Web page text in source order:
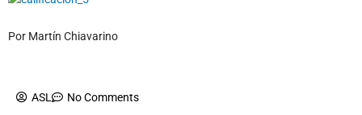
Por Martín Chiavarino
ASL No Comments